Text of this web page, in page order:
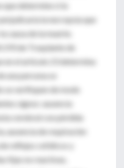
que determine si la
la necropsia que
causa de la muerte.
de Trasplante de
en el artículo 23 determina
una persona se
se verifiquen de modo
signos: ausencia
cerebral con pérdida
ausencia de respiración
reflejos cefálicos y
fijas no reactivas,